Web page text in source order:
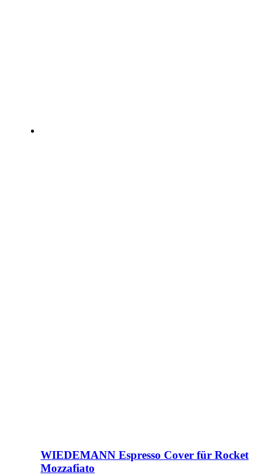
WIEDEMANN Espresso Cover für Rocket
Mozzafiato